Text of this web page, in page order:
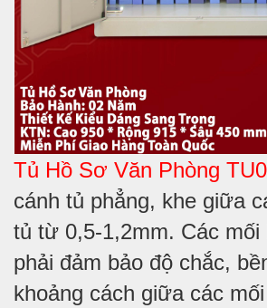
Tủ Hồ Sơ Văn Phòng
cánh tủ phẳng, khe giữa
tủ từ 0,5-1,2mm. Các mối
phải đảm bảo độ chắc,
khoảng cách giữa các